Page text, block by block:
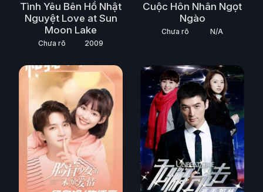
Tình Yêu Bên Hồ Nhật
Nguyệt Love at Sun
Moon Lake
Chưa rõ 2009
Cuộc Hôn Nhân Ngọt
Ngào
Chưa rõ N/A